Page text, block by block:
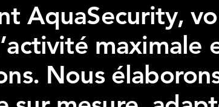
AquaSecurity,
maximale
Nous